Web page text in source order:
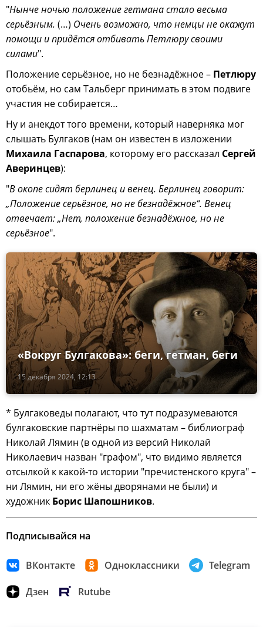
"Нынче ночью положение гетмана стало весьма
серьёзным. (…) Очень возможно, что немцы не окажут
помощи и придётся отбивать Петлюру своими
силами".
Положение серьёзное, но не безнадёжное – Петлюру
отобьём, но сам Тальберг принимать в этом подвиге
участия не собирается…
Ну и анекдот того времени, который наверняка мог
слышать Булгаков (нам он известен в изложении
Михаила Гаспарова, которому его рассказал Сергей
Аверинцев):
"В окопе сидят берлинец и венец. Берлинец говорит:
„Положение серьёзное, но не безнадёжное“. Венец
отвечает: „Нет, положение безнадёжное, но не
серьёзное".
15 декабря 2024, 12:13
«Вокруг Булгакова»: беги, гетман, беги
* Булгаковеды полагают, что тут подразумеваются
булгаковские партнёры по шахматам – библиограф
Николай Лямин (в одной из версий Николай
Николаевич назван "графом", что видимо является
отсылкой к какой-то истории "пречистенского круга" –
ни Лямин, ни его жёны дворянами не были) и
художник Борис Шапошников.
Подписывайся на
ВКонтакте Одноклассники Telegram
Дзен Rutube